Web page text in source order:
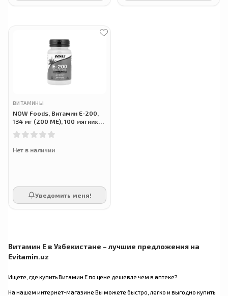
ВИТАМИНЫ
NOW Foods, Витамин E-200,
134 мг (200 МЕ), 100 мягких
Нет в наличии
Уведомить меня!
Витамин Е в Узбекистане – лучшие предложения на
Evitamin.uz
Ищете, где купить Витамин Е по цене дешевле чем в аптеке?
На нашем интернет-магазине Вы можете быстро, легко и выгодно купить